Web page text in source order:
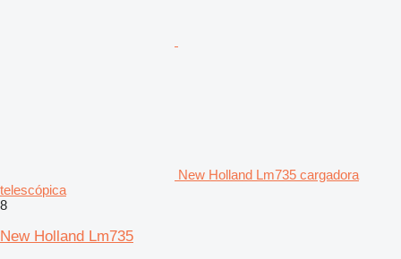
New Holland Lm735 cargadora
telescópica
8
New Holland Lm735